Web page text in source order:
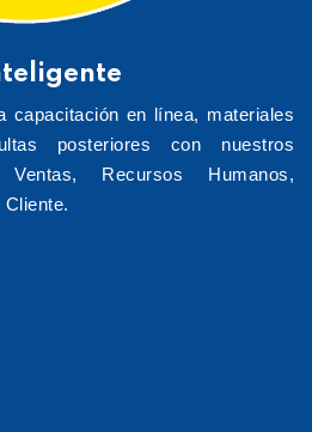
capacitación en línea, materiales
posteriores con nuestros
Recursos Humanos,